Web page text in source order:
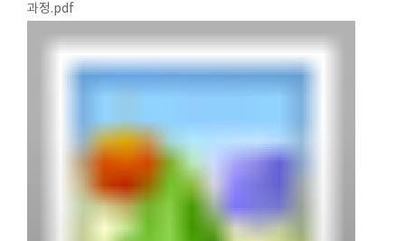
과정.pdf